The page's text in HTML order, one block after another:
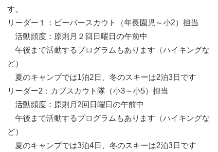
す。
リーダー１：ビーバースカウト（年長園児～小2）担当
活動頻度：原則月２回日曜日の午前中
午後まで活動するプログラムもあります（ハイキングな
ど）
夏のキャンプでは1泊2日、冬のスキーは2泊3日です
リーダー2：カブスカウト隊（小3～小5）担当
活動頻度：原則月2回日曜日の午前中
午後まで活動するプログラムもあります（ハイキングな
ど）
夏のキャンプでは3泊4日、冬のスキーは2泊3日です